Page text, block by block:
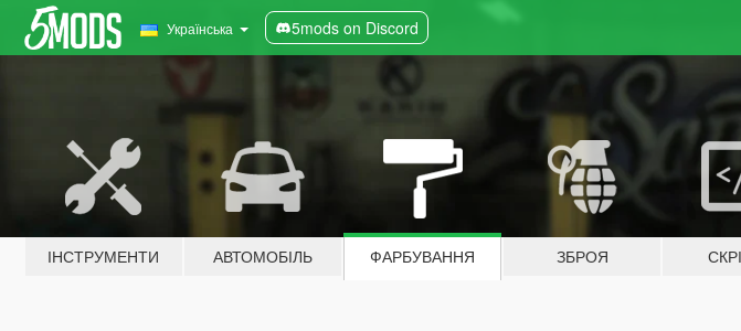
Українська 5mods on Discord
ІНСТРУМЕНТИ АВТОМОБІЛЬ ФАРБУВАННЯ ЗБРОЯ